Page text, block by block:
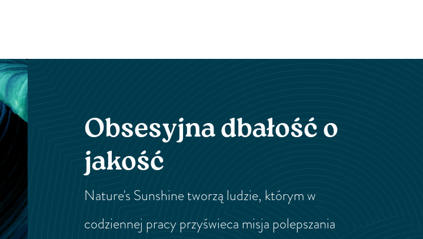
Obsesyjna dbałość o
jakość
Nature's Sunshine tworzą ludzie, którym w
codziennej pracy przyświeca misja polepszania